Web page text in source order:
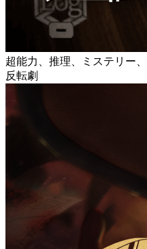
超能力、推理、ミステリー
反転劇